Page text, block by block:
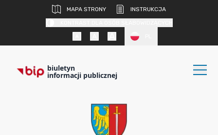
MAPA STRONY
INSTRUKCJA
biuletyn
informacji publicznej